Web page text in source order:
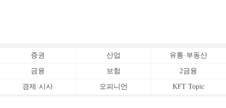
증권 산업 유통·부동산
금융 보험 2금융
경제·시사 오피니언 KFT Topic